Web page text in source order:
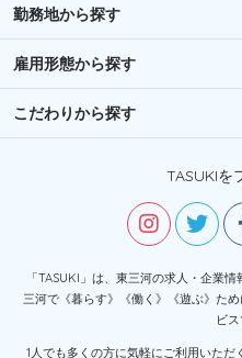
勤務地から探す
雇用形態から探す
こだわりから探す
TASUKIを
「TASUKI」は、東三河の求人・企業
三河で《暮らす》《働く》《遊ぶ》た
ビス
1人でも多くの方に気軽にご利用いた